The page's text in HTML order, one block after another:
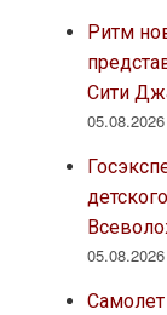
Ритм
Сити
05.08.2026
05.08.2026
Самолет